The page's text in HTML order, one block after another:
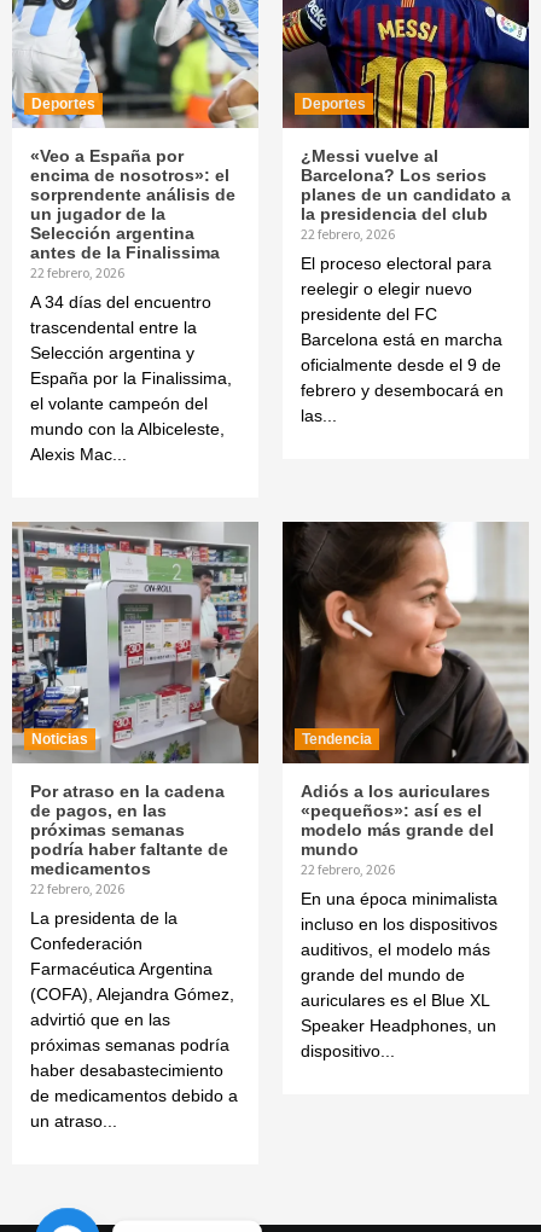
Deportes
«Veo a España por
encima de nosotros»: el
sorprendente análisis de
un jugador de la
Selección argentina
antes de la Finalissima
22 febrero, 2026
A 34 días del encuentro
trascendental entre la
Selección argentina y
España por la Finalissima,
el volante campeón del
mundo con la Albiceleste,
Alexis Mac...
Deportes
¿Messi vuelve al
Barcelona? Los serios
planes de un candidato a
la presidencia del club
22 febrero, 2026
El proceso electoral para
reelegir o elegir nuevo
presidente del FC
Barcelona está en marcha
oficialmente desde el 9 de
febrero y desembocará en
las...
Noticias
Por atraso en la cadena
de pagos, en las
próximas semanas
podría haber faltante de
medicamentos
22 febrero, 2026
La presidenta de la
Confederación
Farmacéutica Argentina
(COFA), Alejandra Gómez,
advirtió que en las
próximas semanas podría
haber desabastecimiento
de medicamentos debido a
un atraso...
Tendencia
Adiós a los auriculares
«pequeños»: así es el
modelo más grande del
mundo
22 febrero, 2026
En una época minimalista
incluso en los dispositivos
auditivos, el modelo más
grande del mundo de
auriculares es el Blue XL
Speaker Headphones, un
dispositivo...